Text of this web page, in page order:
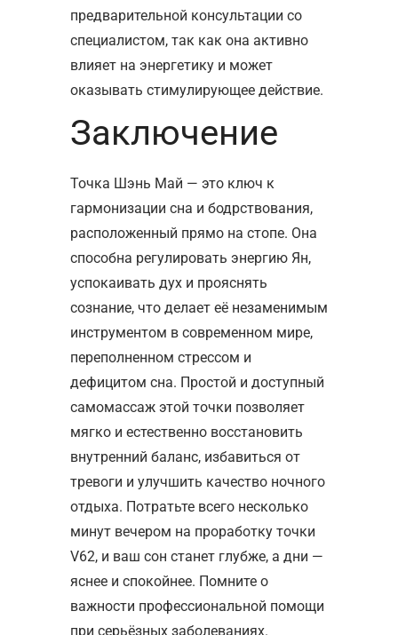
предварительной консультации со
специалистом, так как она активно
влияет на энергетику и может
оказывать стимулирующее действие.
Заключение
Точка Шэнь Май — это ключ к
гармонизации сна и бодрствования,
расположенный прямо на стопе. Она
способна регулировать энергию Ян,
успокаивать дух и прояснять
сознание, что делает её незаменимым
инструментом в современном мире,
переполненном стрессом и
дефицитом сна. Простой и доступный
самомассаж этой точки позволяет
мягко и естественно восстановить
внутренний баланс, избавиться от
тревоги и улучшить качество ночного
отдыха. Потратьте всего несколько
минут вечером на проработку точки
V62, и ваш сон станет глубже, а дни —
яснее и спокойнее. Помните о
важности профессиональной помощи
при серьёзных заболеваниях.